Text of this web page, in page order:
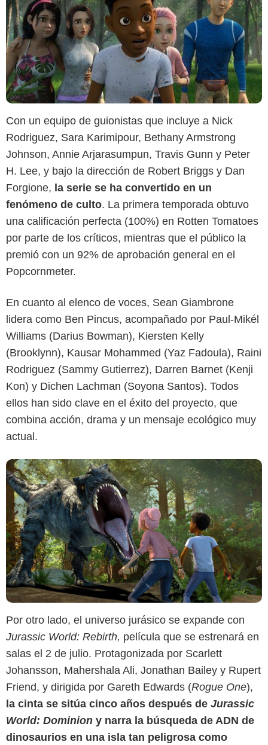
Con un equipo de guionistas que incluye a Nick
Rodriguez, Sara Karimipour, Bethany Armstrong
Johnson, Annie Arjarasumpun, Travis Gunn y Peter
H. Lee, y bajo la dirección de Robert Briggs y Dan
Forgione, la serie se ha convertido en un
fenómeno de culto. La primera temporada obtuvo
una calificación perfecta (100%) en Rotten Tomatoes
por parte de los críticos, mientras que el público la
premió con un 92% de aprobación general en el
Popcornmeter.
En cuanto al elenco de voces, Sean Giambrone
lidera como Ben Pincus, acompañado por Paul-Mikél
Williams (Darius Bowman), Kiersten Kelly
(Brooklynn), Kausar Mohammed (Yaz Fadoula), Raini
Rodriguez (Sammy Gutierrez), Darren Barnet (Kenji
Kon) y Dichen Lachman (Soyona Santos). Todos
ellos han sido clave en el éxito del proyecto, que
combina acción, drama y un mensaje ecológico muy
actual.
Netflix
Por otro lado, el universo jurásico se expande con
Jurassic World: Rebirth, película que se estrenará en
salas el 2 de julio. Protagonizada por Scarlett
Johansson, Mahershala Ali, Jonathan Bailey y Rupert
Friend, y dirigida por Gareth Edwards (Rogue One),
la cinta se sitúa cinco años después de Jurassic
World: Dominion y narra la búsqueda de ADN de
dinosaurios en una isla tan peligrosa como